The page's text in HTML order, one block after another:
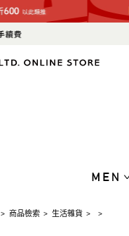
> 商品檢索 > 生活雜貨 > >